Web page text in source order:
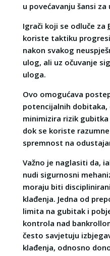
u povećavanju šansi za
Igrači koji se odluče za
koriste taktiku
nakon svakog
ulog, ali uz očuvanje
uloga.
Ovo omogućava
potencijalnih
minimizira rizik
dok se koriste
spremnost na
Važno je naglasiti da,
nudi sigurnosni
moraju biti
klađenja. Jedna od
limita na gubitak i
kontrola nad
često savjetuju
klađenja, odnosno